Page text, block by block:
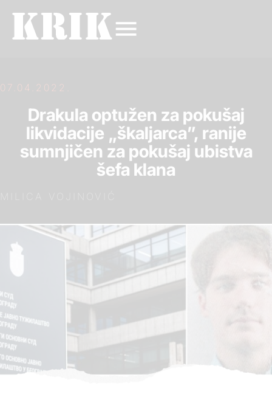
07.04.2022.
Drakula optužen za pokušaj
likvidacije „škaljarca”, ranije
sumnjičen za pokušaj ubistva
šefa klana